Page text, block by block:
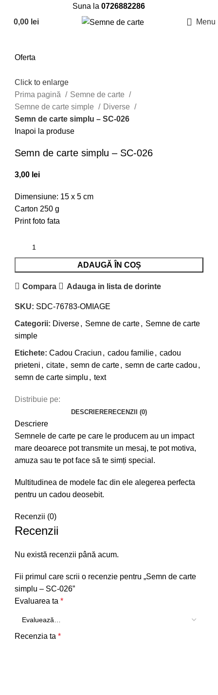
Suna la 0726882286
0,00 lei Menu
Oferta
Click to enlarge
Prima pagină
Semne de carte
Semne de carte simple
Diverse
Semn de carte simplu – SC-026
Inapoi la produse
Semn de carte simplu – SC-026
3,00 lei
Dimensiune: 15 x 5 cm
Carton 250 g
Print foto fata
ADAUGĂ ÎN COȘ
Compara Adauga in lista de dorinte
SKU: SDC-76783-OMIAGE
Categorii: Diverse, Semne de carte, Semne de carte
simple
Etichete: Cadou Craciun , cadou familie, cadou
prieteni , citate, semn de carte, semn de carte cadou ,
semn de carte simplu , text
Distribuie pe:
DESCRIERERECENZII (0)
Descriere
Semnele de carte pe care le producem au un impact
mare deoarece pot transmite un mesaj, te pot motiva,
amuza sau te pot face să te simți special.
Multitudinea de modele fac din ele alegerea perfecta
pentru un cadou deosebit.
Recenzii (0)
Recenzii
Nu există recenzii până acum.
Fii primul care scrii o recenzie pentru „Semn de carte
simplu – SC-026”
Evaluarea ta *
Recenzia ta *